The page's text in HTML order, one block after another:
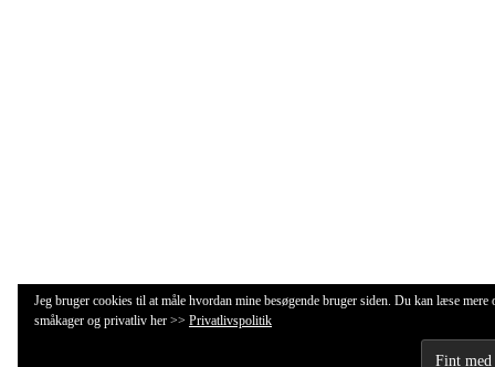
Jeg bruger cookies til at måle hvordan mine besøgende bruger siden. Du kan læse mere
småkager og privatliv her >> Privatlivspolitik